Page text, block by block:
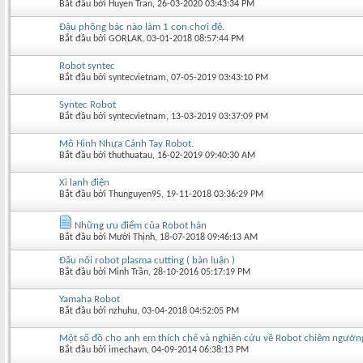
Bắt đầu bởi Huyen Tran‎, 26-03-2020 03:43:34 PM
Đậu phộng bác nào làm 1 con chơi đê.
Bắt đầu bởi GORLAK‎, 03-01-2018 08:57:44 PM
Robot syntec
Bắt đầu bởi syntecvietnam‎, 07-05-2019 03:43:10 PM
Syntec Robot
Bắt đầu bởi syntecvietnam‎, 13-03-2019 03:37:09 PM
Mô Hình Nhựa Cánh Tay Robot.
Bắt đầu bởi thuthuatau‎, 16-02-2019 09:40:30 AM
Xi lanh điện
Bắt đầu bởi Thunguyen95‎, 19-11-2018 03:36:29 PM
Những ưu điểm của Robot hàn
Bắt đầu bởi Mười Thịnh‎, 18-07-2018 09:46:13 AM
Đấu nối robot plasma cutting ( bàn luận )
Bắt đầu bởi Minh Trần‎, 28-10-2016 05:17:19 PM
Yamaha Robot
Bắt đầu bởi nzhuhu‎, 03-04-2018 04:52:05 PM
Một số đồ cho anh em thích chế và nghiên cứu về Robot chiêm
Bắt đầu bởi imechavn‎, 04-09-2014 06:38:13 PM